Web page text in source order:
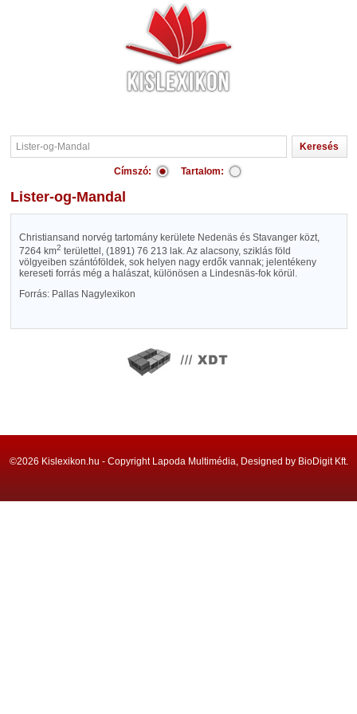
Címszó: Tartalom:
Lister-og-Mandal
Christiansand norvég tartomány kerülete Nedenäs és Stavanger közt,
7264 km2 területtel, (1891) 76 213 lak. Az alacsony, sziklás föld
völgyeiben szántóföldek, sok helyen nagy erdők vannak; jelentékeny
kereseti forrás még a halászat, különösen a Lindesnäs-fok körül.
Forrás: Pallas Nagylexikon
©2026 Kislexikon.hu - Copyright Lapoda Multimédia, Designed by BioDigit Kft.